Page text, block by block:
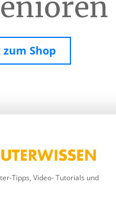
Shop
Tipps, Video- Tutorials und